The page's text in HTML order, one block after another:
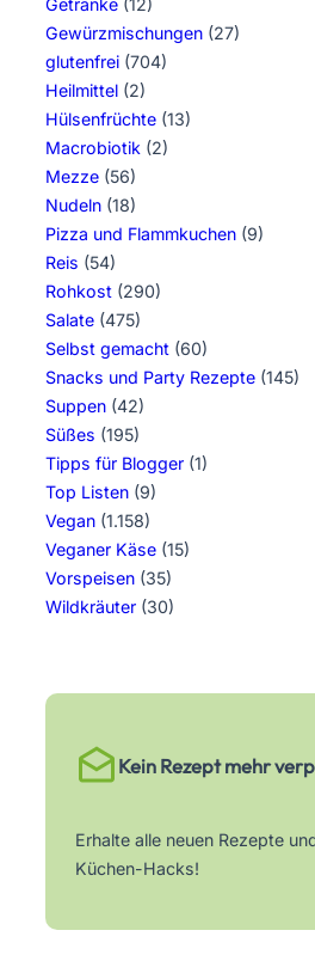
Gewürzmischungen (27)
glutenfrei (704)
Heilmittel (2)
Hülsenfrüchte (13)
Macrobiotik (2)
Mezze (56)
Nudeln (18)
Pizza und Flammkuchen (9)
Reis (54)
Rohkost (290)
Salate (475)
Selbst gemacht (60)
Snacks und Party Rezepte (145)
Suppen (42)
Süßes (195)
Tipps für Blogger (1)
Top Listen (9)
Vegan (1.158)
Veganer Käse (15)
Vorspeisen (35)
Wildkräuter (30)
Kein Rezept mehr
Erhalte alle neuen Rezepte
Küchen-Hacks!